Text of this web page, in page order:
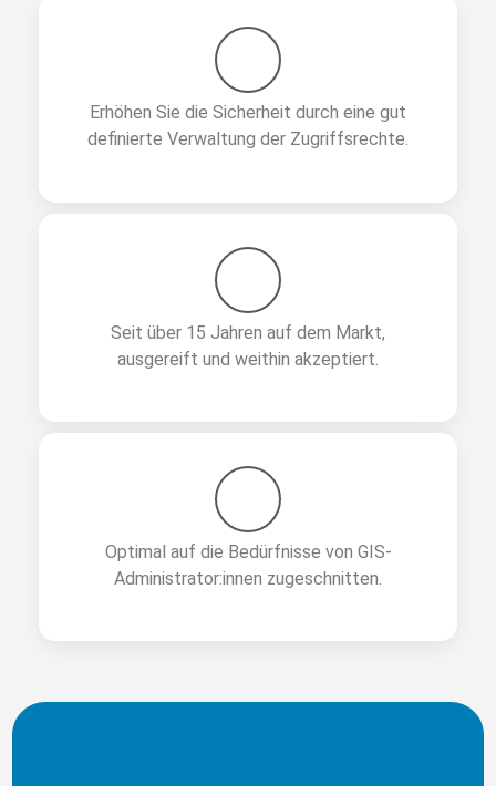
Erhöhen Sie die Sicherheit durch eine gut
definierte Verwaltung der Zugriffsrechte.
Seit über 15 Jahren auf dem Markt,
ausgereift und weithin akzeptiert.
Optimal auf die Bedürfnisse von GIS-
Administrator:innen zugeschnitten.